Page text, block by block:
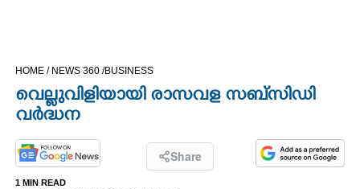
CINEMA
OPINION
PHOTOS
HOME / NEWS 360 /BUSINESS
വെല്ലുവിളിയായി രാസവള സബ്‌സിഡി
വർദ്ധന
Share
1 MIN READ